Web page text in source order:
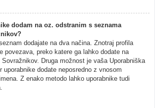
dodam na oz. odstranim s seznama
dodajate na dva načina. Znotraj profila
povezava, preko katere ga lahko dodate na
Druga možnost je vaša Uporabniška
uporabnike dodate neposredno z vnosom
Z enako metodo lahko uporabnike tudi